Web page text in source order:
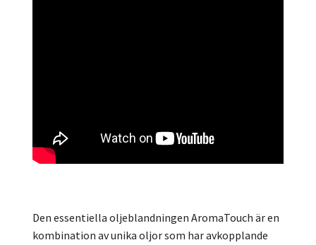
Den essentiella oljeblandningen AromaTouch är en
kombination av unika oljor som har avkopplande